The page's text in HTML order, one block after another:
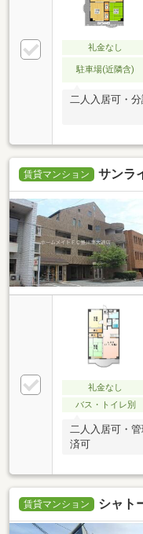
礼金なし
駐車場(近隣含)
二人入居可・
賃貸マンション サンラ
礼金なし
バス・トイレ別
二人入居可・
済可
賃貸マンション シャト